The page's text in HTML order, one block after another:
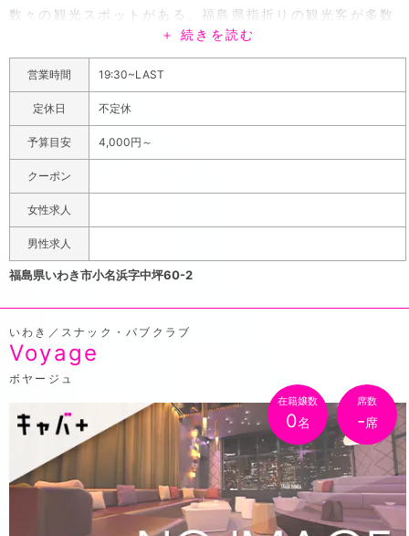
数々の観光スポットがある、福島県指折りの観光客が多数
訪れる小名浜エリアの小歓楽街にあるスナックです。ヘラ
の最大の特徴は、BOX席にズラリと並ぶ特注のテーブル型
アクアリウム。まるで水族館に来たかのようなマイナスイ
オンに満ち溢れる癒やしの空間となっていて、照明を落と
した店内にライトアップされた水槽が美しくきらめき心を
なごませます。料金システムは明朗会計で至ってシンプル
な、60分焼酎・ウイスキーが飲み放題で4000円。キャス
トドリンク、カラオケ料金も全て込みとなっているから、
とても分かりやすいと評判です。
＋ 続きを読む
営業時間 19:30~LAST
定休日 不定休
予算目安 4,000円～
クーポン
女性求人
男性求人
福島県いわき市小名浜字中坪60-2
いわき／スナック・パブクラブ
Voyage
ボヤージュ
在籍嬢数
0名
席数
-席